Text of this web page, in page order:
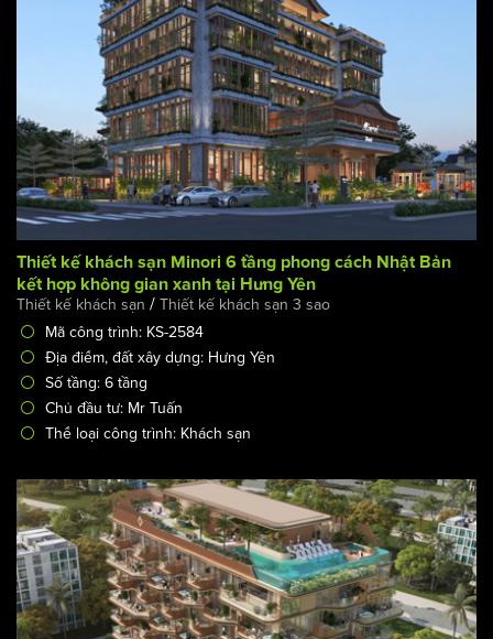
Địa điểm, đất xây dựng: Hưng Yên
Số tầng: 6 tầng
Chủ đầu tư: Mr Tuấn
Tổng diện tích: 4800m2
kết hợp không gian xanh tại Hưng Yên
Thiết kế khách sạn/Thiết kế khách sạn 3 sao
Mã công trình: KS-2584
Địa điểm, đất xây dựng: Hưng Yên
Số tầng: 6 tầng
Chủ đầu tư: Mr Tuấn
Thể loại công trình: Khách sạn